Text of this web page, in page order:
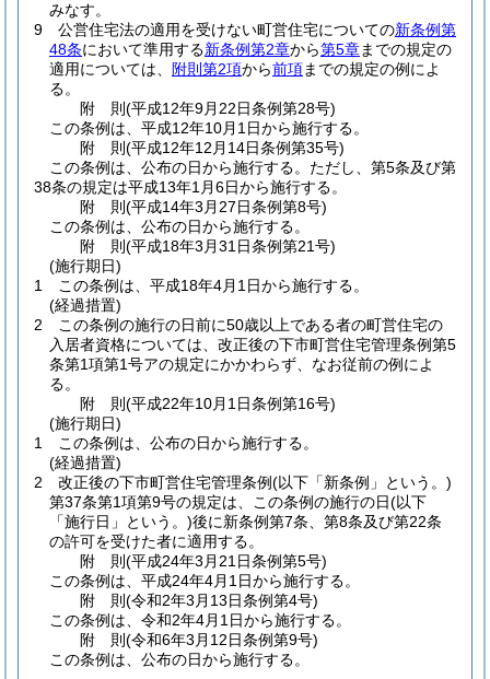
みなす。
9
公営住宅法の適用を受けない町営住宅についての新条例第
48条において準用する新条例第2章から第5章までの規定の
適用については、
附則第2項から前項までの規定の例によ
る。
附 則(平成12年9月22日条例第28号)
この条例は、平成12年10月1日から施行する。
附 則(平成12年12月14日条例第35号)
この条例は、公布の日から施行する。 ただし、第5条及び第
38条の規定は平成13年1月6日から施行する。
附 則(平成14年3月27日条例第8号)
この条例は、公布の日から施行する。
附 則(平成18年3月31日条例第21号)
(施行期日)
1
この条例は、平成18年4月1日から施行する。
(経過措置)
2
この条例の施行の日前に50歳以上である者の町営住宅の
入居者資格については、改正後の下市町営住宅管理条例第5
条第1項第1号アの規定にかかわらず、なお従前の例によ
る。
附 則(平成22年10月1日条例第16号)
(施行期日)
1
この条例は、公布の日から施行する。
(経過措置)
2
改正後の下市町営住宅管理条例(以下「新条例」という。)
第37条第1項第9号の規定は、この条例の施行の日(以下
「施行日」という。)後に新条例第7条、第8条及び第22条
の許可を受けた者に適用する。
附 則(平成24年3月21日条例第5号)
この条例は、平成24年4月1日から施行する。
附 則(令和2年3月13日条例第4号)
この条例は、令和2年4月1日から施行する。
附 則(令和6年3月12日条例第9号)
この条例は、公布の日から施行する。